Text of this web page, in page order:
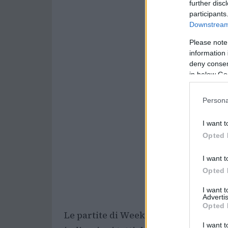
further
Please
information
deny
in below
I want
Opted
I want
Opted
I want
Opted
I want
Le partite di Week 7 non hanno